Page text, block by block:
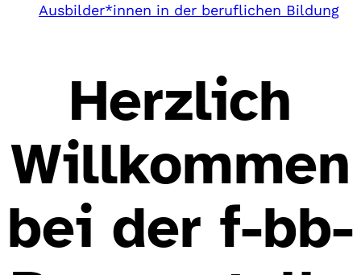
Ausbilder*innen in der beruflichen Bildung
Herzlich
Willkommen
bei der f-bb-